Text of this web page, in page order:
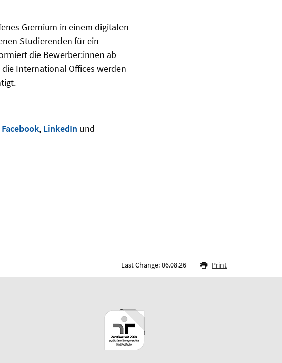
Gremium in einem digitalen
Studierenden für ein
die Bewerber:innen ab
die International Offices werden
Facebook, LinkedIn und
Last Change: 06.08.26 Print